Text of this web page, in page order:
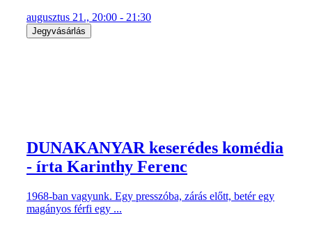
augusztus 21., 20:00 - 21:30
Jegyvásárlás
DUNAKANYAR keserédes komédia
- írta Karinthy Ferenc
1968-ban vagyunk. Egy presszóba, zárás előtt, betér egy
magányos férfi egy ...